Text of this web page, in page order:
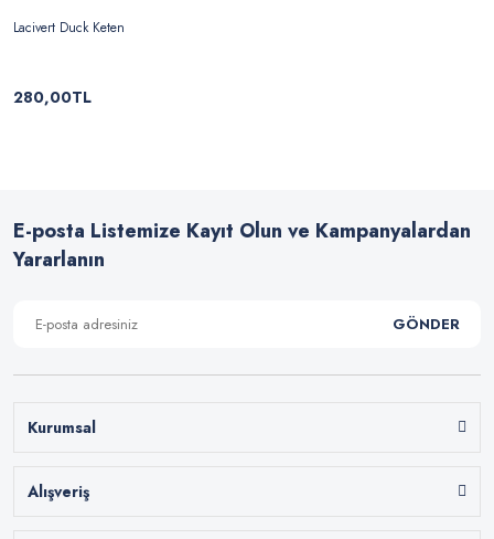
Lacivert Duck Keten
280,00TL
E-posta Listemize Kayıt Olun ve Kampanyalardan
Yararlanın
GÖNDER
Kurumsal
Alışveriş